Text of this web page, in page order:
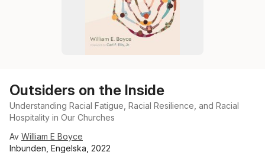
Outsiders on the Inside
Understanding Racial Fatigue, Racial Resilience, and Racial
Hospitality in Our Churches
Av William E Boyce
Inbunden, Engelska, 2022